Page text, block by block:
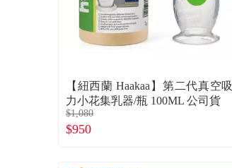
【紐西蘭 Haakaa】第二代真空吸
力小花集乳器/瓶 100ML 公司貨
$1,080
$950